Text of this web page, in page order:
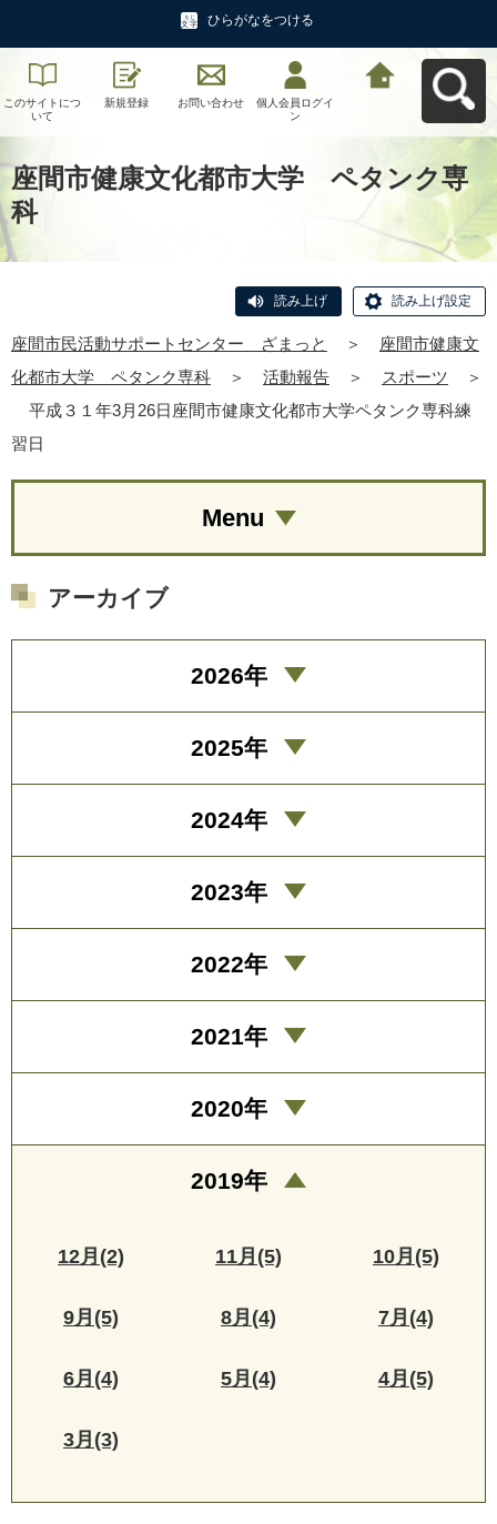
ひらがなをつける
このサイトにつ
いて
新規登録 お問い合わせ
個人会員ログイ
ン
座間市健康文化都市大学 ペタンク専
科
読み上げ 読み上げ設定
座間市民活動サポートセンター ざまっと ＞
座間市健康文
化都市大学 ペタンク専科
＞ 活動報告 ＞ スポーツ
＞
平成３１年3月26日座間市健康文化都市大学ペタンク専科練
習日
Menu
アーカイブ
2026年
2025年
2024年
2023年
2022年
2021年
2020年
2019年
12月(2) 11月(5) 10月(5)
9月(5) 8月(4) 7月(4)
6月(4) 5月(4) 4月(5)
3月(3)